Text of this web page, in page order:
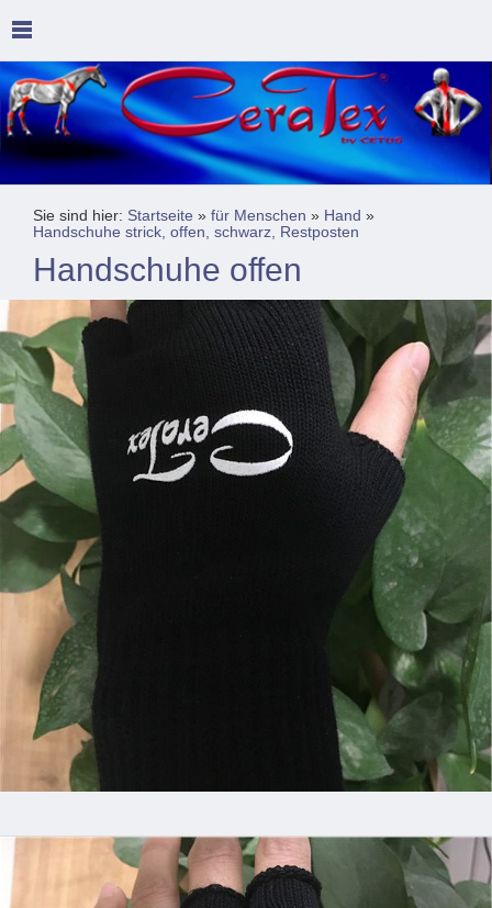
Sie sind hier: Startseite » für Menschen » Hand »
Handschuhe strick, offen, schwarz, Restposten
Handschuhe offen